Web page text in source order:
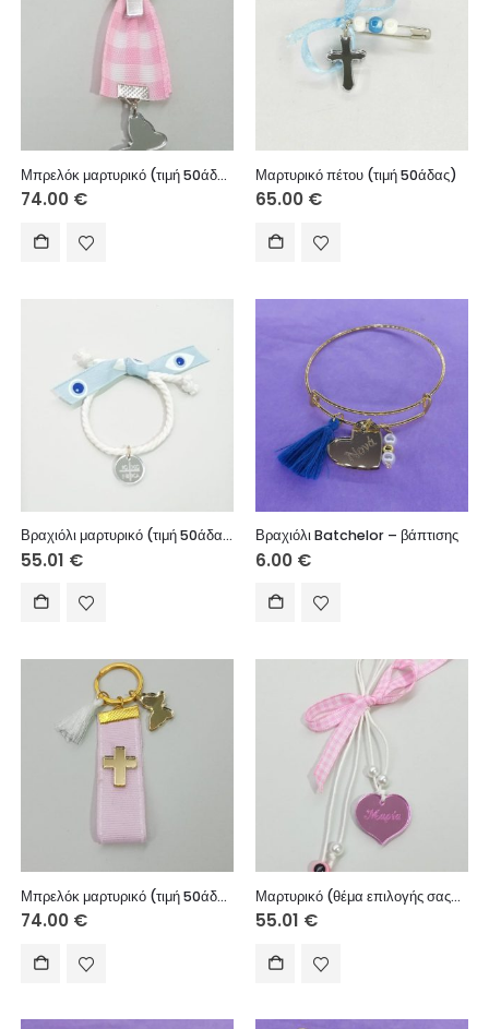
Μπρελόκ μαρτυρικό (τιμή 50άδας)
74.00 €
Μαρτυρικό πέτου (τιμή 50άδας)
65.00 €
Βραχιόλι μαρτυρικό (τιμή 50άδας)
55.01 €
Βραχιόλι Batchelor – βάπτισης
6.00 €
Μπρελόκ μαρτυρικό (τιμή 50άδας)
74.00 €
Μαρτυρικό (θέμα επιλογής σας), (τιμή 50άδας)
55.01 €